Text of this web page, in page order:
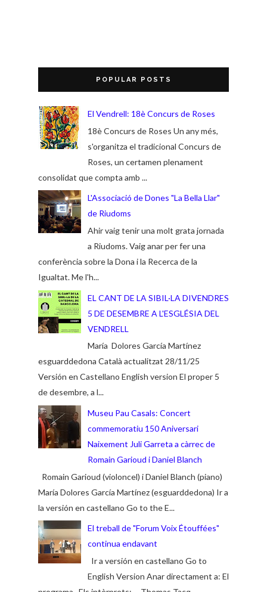
POPULAR POSTS
El Vendrell: 18è Concurs de Roses
18è Concurs de Roses Un any més,
s'organitza el tradicional Concurs de
Roses, un certamen plenament
consolidat que compta amb ...
L'Associació de Dones "La Bella Llar"
de Riudoms
Ahir vaig tenir una molt grata jornada
a Riudoms. Vaig anar per fer una
conferència sobre la Dona i la Recerca de la
Igualtat. Me l'h...
EL CANT DE LA SIBIL·LA DIVENDRES
5 DE DESEMBRE A L'ESGLÉSIA DEL
VENDRELL
María Dolores García Martínez
esguarddedona Català actualitzat 28/11/25
Versión en Castellano English version El proper 5
de desembre, a l...
Museu Pau Casals: Concert
commemoratiu 150 Aniversari
Naixement Juli Garreta a càrrec de
Romain Garioud i Daniel Blanch
Romain Garioud (violoncel) i Daniel Blanch (piano)
María Dolores García Martínez (esguarddedona) Ir a
la versión en castellano Go to the E...
El treball de "Forum Voix Étouffées"
continua endavant
Ir a versión en castellano Go to
English Version Anar directament a: El